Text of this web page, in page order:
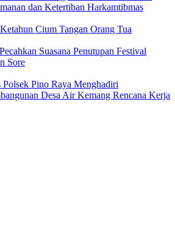
dan Ketertiban Harkamtibmas
Cium Tangan Orang Tua
Suasana Penutupan Festival
Sore
Pino Raya Menghadiri
Desa Air Kemang Rencana Kerja